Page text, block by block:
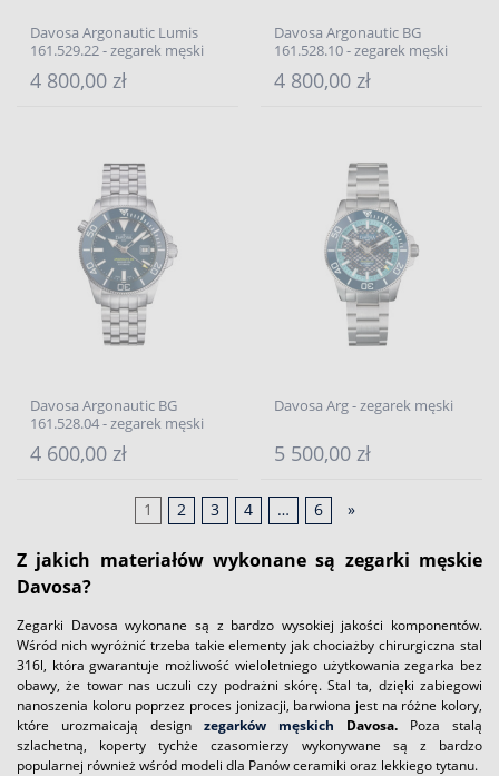
Davosa Argonautic Lumis
161.529.22 - zegarek męski
4 800,00 zł
Davosa Argonautic BG
161.528.10 - zegarek męski
4 800,00 zł
Davosa Argonautic BG
161.528.04 - zegarek męski
4 600,00 zł
Davosa Arg - zegarek męski
5 500,00 zł
1 2 3 4 … 6 »
Z jakich materiałów wykonane są zegarki męskie
Davosa?
Zegarki Davosa wykonane są z bardzo wysokiej jakości komponentów.
Wśród nich wyróżnić trzeba takie elementy jak chociażby chirurgiczna stal
316l, która gwarantuje możliwość wieloletniego użytkowania zegarka bez
obawy, że towar nas uczuli czy podrażni skórę. Stal ta, dzięki zabiegowi
nanoszenia koloru poprzez proces jonizacji, barwiona jest na różne kolory,
które urozmaicają design zegarków męskich Davosa. Poza stalą
szlachetną, koperty tychże czasomierzy wykonywane są z bardzo
popularnej również wśród modeli dla Panów ceramiki oraz lekkiego tytanu.